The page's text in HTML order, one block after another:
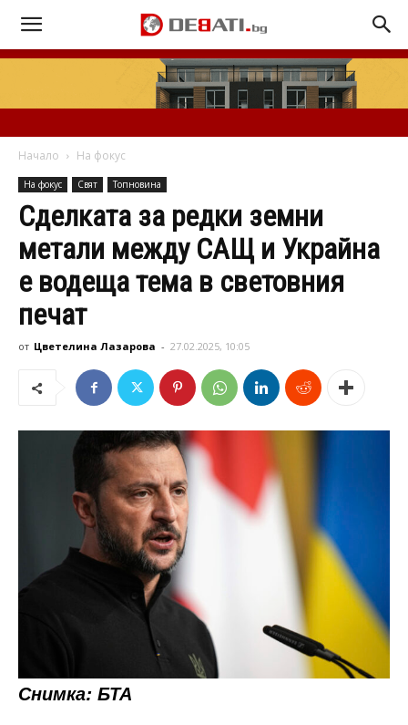
Начало На фокус
На фокус Свят Топновина
Сделката за редки земни
метали между САЩ и Украйна
е водеща тема в световния
печат
от Цветелина Лазарова - 27.02.2025, 10:05
Снимка: БТА